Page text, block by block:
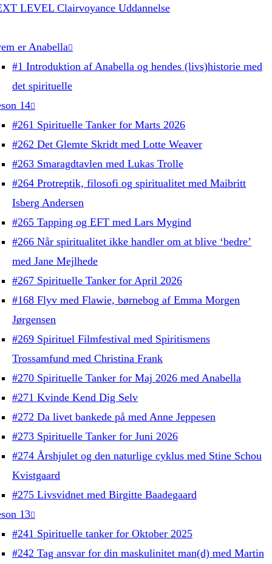
LEVEL Clairvoyance Uddannelse
er Anabella
#1 Introduktion af Anabella og hendes (livs)historie med
det spirituelle
14
#261 Spirituelle Tanker for Marts 2026
#262 Det Glemte Skridt med Lotte Weaver
#263 Smaragdtavlen med Lukas Trolle
#264 Protreptik, filosofi og spiritualitet med Maibritt
Isberg Andersen
#265 Tapping og EFT med Lars Mygind
#266 Når spiritualitet ikke handler om at blive ‘bedre’
med Jane Mejlhede
#267 Spirituelle Tanker for April 2026
#168 Flyv med Flawie, børnebog af Emma Morgen
Jørgensen
#269 Spirituel Filmfestival med Spiritismens
Trossamfund med Christina Frank
#270 Spirituelle Tanker for Maj 2026 med Anabella
#271 Kvinde Kend Dig Selv
#272 Da livet bankede på med Anne Jeppesen
#273 Spirituelle Tanker for Juni 2026
#274 Årshjulet og den naturlige cyklus med Stine Schou
Kvistgaard
#275 Livsvidnet med Birgitte Baadegaard
13
#241 Spirituelle tanker for Oktober 2025
#242 Tag ansvar for din maskulinitet man(d) med Martin